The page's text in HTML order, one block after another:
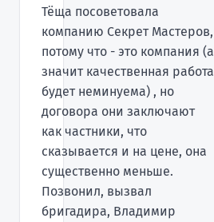
Тёща посоветовала
компанию Секрет Мастеров,
потому что - это компания (а
значит качественная работа
будет неминуема) , но
договора они заключают
как частники, что
сказывается и на цене, она
существенно меньше.
Позвонил, вызвал
бригадира, Владимир